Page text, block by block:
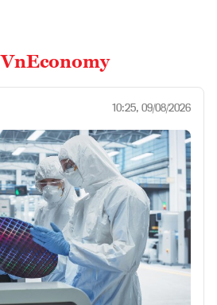
VnEconomy
10:25, 09/08/2026